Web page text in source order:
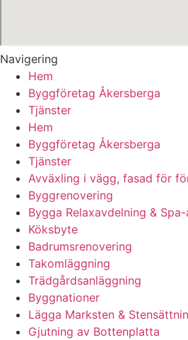
Navigering
Hem
Byggföretag Åkersberga
Tjänster
Hem
Byggföretag Åkersberga
Tjänster
Avväxling i vägg, fasad för
Byggrenovering
Bygga Relaxavdelning &
Köksbyte
Badrumsrenovering
Takomläggning
Trädgårdsanläggning
Byggnationer
Lägga Marksten &
Gjutning av Bottenplatta